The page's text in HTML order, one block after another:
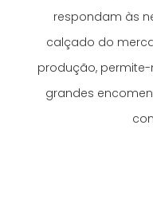
respondam às
calçado do
produção,
grandes